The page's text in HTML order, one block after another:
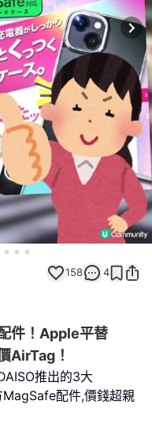
158 4
件！Apple平替
AirTag！
推出的3大
配件,價錢超親